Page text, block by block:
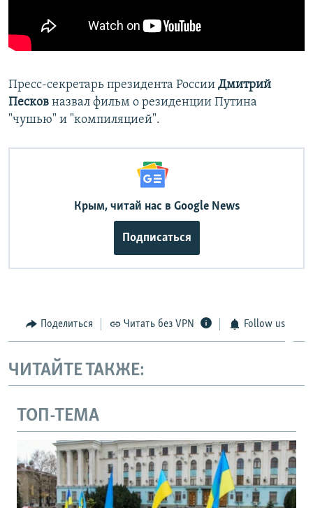
Пресс-секретарь президента России Дмитрий
Песков назвал фильм о резиденции Путина
"чушью" и "компиляцией".
Крым, читай нас в Google News
Подписаться
Поделиться Читать без VPN Follow us
ЧИТАЙТЕ ТАКЖЕ:
ТОП-ТЕМА